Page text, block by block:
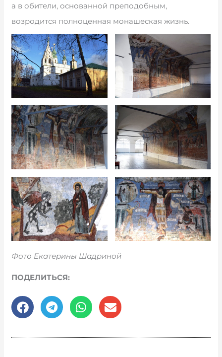
а в обители, основанной преподобным,
возродится полноценная монашеская жизнь.
Фото Екатерины Шадриной
ПОДЕЛИТЬСЯ: